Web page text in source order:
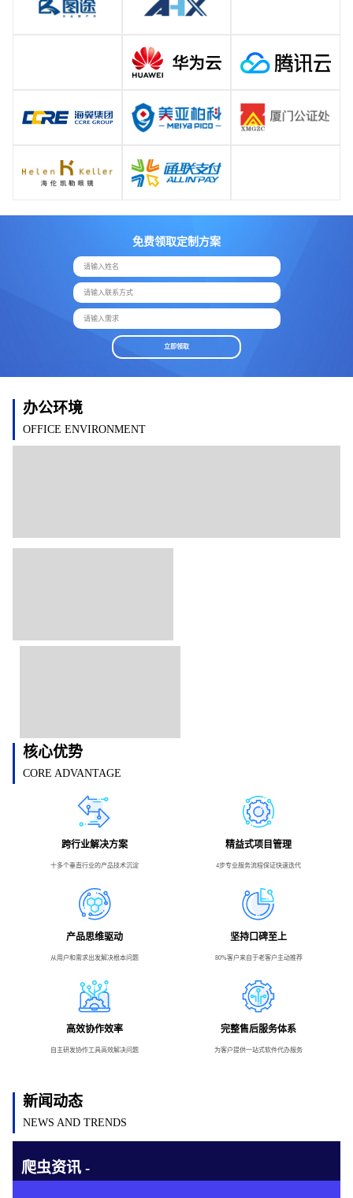
免费领取定制方案
请输入姓名
请输入联系方式
请输入需求
立即领取
办公环境
OFFICE ENVIRONMENT
核心优势
CORE ADVANTAGE
跨行业解决方案
十多个垂直行业的产品技术沉淀
精益式项目管理
4步专业服务流程保证快速迭代
产品思维驱动
从用户和需求出发解决根本问题
坚持口碑至上
80%客户来自于老客户主动推荐
高效协作效率
自主研发协作工具高效解决问题
完整售后服务体系
为客户提供一站式软件代办服务
新闻动态
NEWS AND TRENDS
爬虫资讯 -